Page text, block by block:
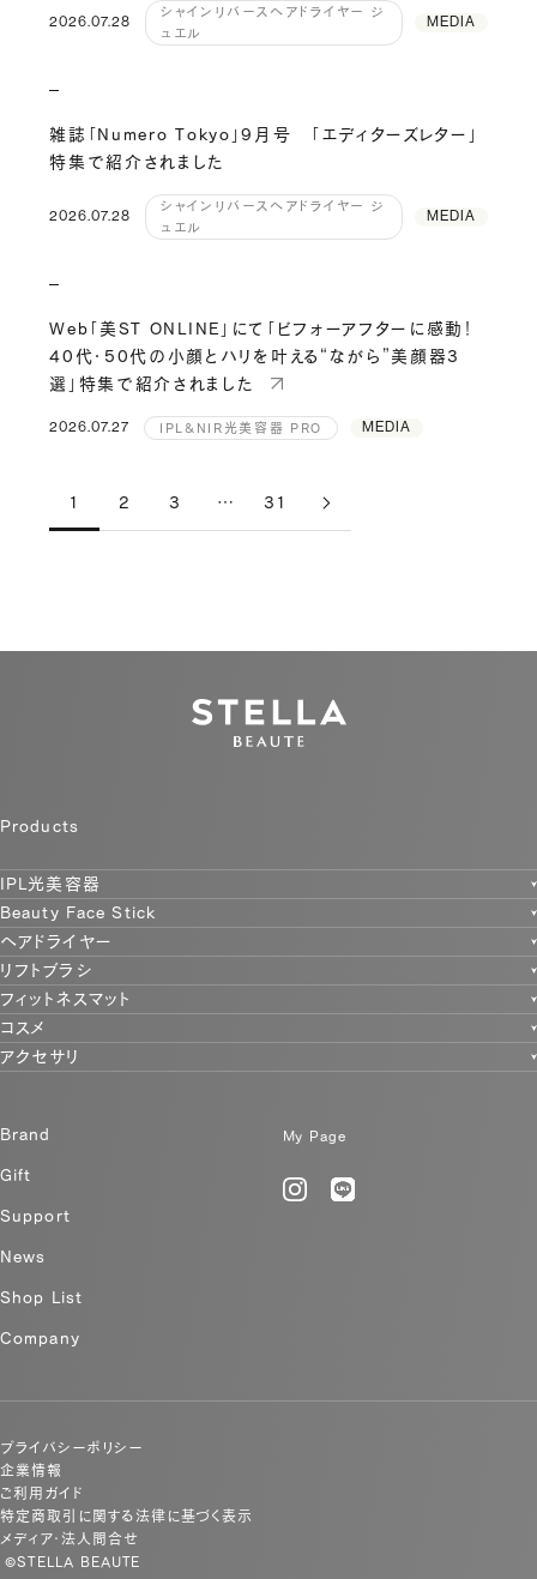
2026.07.28
シャインリバースヘアドライヤー ジ
ュエル
MEDIA
雑誌「Numero Tokyo」9月号 「エディターズレター」
特集で紹介されました
2026.07.28
シャインリバースヘアドライヤー ジ
ュエル
MEDIA
Web「美ST ONLINE」にて「ビフォーアフターに感動！
40代・50代の小顔とハリを叶える“ながら”美顔器3
選」特集で紹介されました
2026.07.27 IPL&NIR光美容器 PRO MEDIA
1 2 3 … 31
Products
IPL光美容器
Beauty Face Stick
ヘアドライヤー
リフトブラシ
フィットネスマット
コスメ
アクセサリ
Brand
Gift
Support
News
Shop List
Company
My Page
©STELLA BEAUTE
プライバシーポリシー
企業情報
ご利用ガイド
特定商取引に関する法律に基づく表示
メディア・法人問合せ